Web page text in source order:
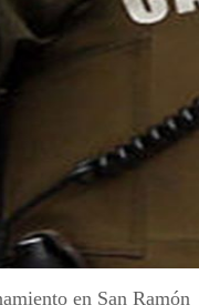
en San Ramón